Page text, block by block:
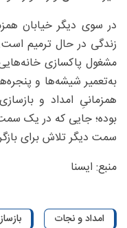
در سوی دیگر خیابان
زندگی در حال ترمیم
مشغول پاکسازی
به‌تعمیر شیشه‌ها و
همزمانیِ امداد و
بوده؛ جایی که در یک
سمت دیگر تلاش برای
منبع: ایسنا
امداد و نجات